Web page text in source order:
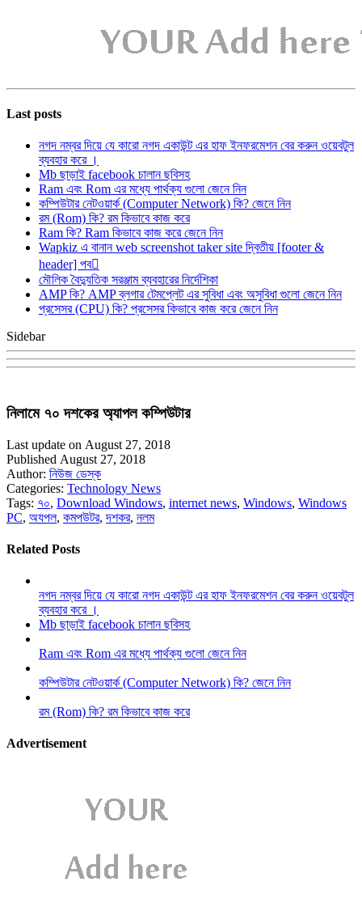
Last posts
নগদ নম্বর দিয়ে যে কারো নগদ একাউন্ট এর হাফ ইনফরমেশন বের করুন ওয়েবটুল
ব্যবহার করে ।
Mb ছাড়াই facebook চালান ছবিসহ
Ram এবং Rom এর মধ্যে পার্থক্য গুলো জেনে নিন
কম্পিউটার নেটওয়ার্ক (Computer Network) কি? জেনে নিন
রম (Rom) কি? রম কিভাবে কাজ করে
Ram কি? Ram কিভাবে কাজ করে জেনে নিন
Wapkiz এ বানান web screenshot taker site দ্বিতীয় [footer &
header] পব
মৌলিক বৈদ্যুতিক সরঞ্জাম ব্যবহারের নির্দেশিকা
AMP কি? AMP ব্লগার টেমপ্লেট এর সুবিধা এবং অসুবিধা গুলো জেনে নিন
প্রসেসর (CPU) কি? প্রসেসর কিভাবে কাজ করে জেনে নিন
Sidebar
নিলামে ৭০ দশকের অ্যাপল কম্পিউটার
Last update on August 27, 2018
Published August 27, 2018
Author: নিউজ ডেস্ক
Categories: Technology News
Tags: ৭০, Download Windows, internet news, Windows, Windows
PC, অযপল, কমপউটর,দশকর, নলম
Related Posts
নগদ নম্বর দিয়ে যে কারো নগদ একাউন্ট এর হাফ ইনফরমেশন বের করুন ওয়েবটুল
ব্যবহার করে ।
Mb ছাড়াই facebook চালান ছবিসহ
Ram এবং Rom এর মধ্যে পার্থক্য গুলো জেনে নিন
কম্পিউটার নেটওয়ার্ক (Computer Network) কি? জেনে নিন
রম (Rom) কি? রম কিভাবে কাজ করে
Advertisement